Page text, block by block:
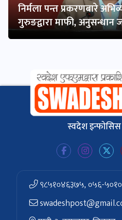
निर्मला पन्त प्रकरणबारे
गुरुङद्वारा माफी, अनुसन्धान
स्वदेश इन्फोसिस
९८५१०४६३७५, ०५६-